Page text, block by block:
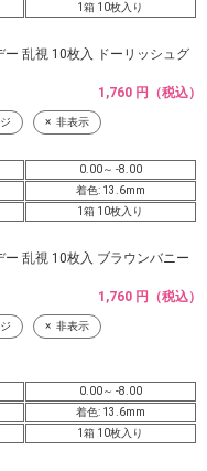
1箱 10枚入り
ー 乱視 10枚入 ドーリッシュグ
1,760 円（税込）
非表示
0.00～ -8.00
着色: 13.6mm
1箱 10枚入り
ー 乱視 10枚入 ブラウンバニー
1,760 円（税込）
非表示
0.00～ -8.00
着色: 13.6mm
1箱 10枚入り